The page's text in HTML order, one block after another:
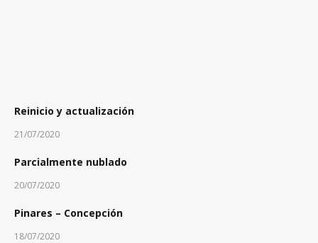
Reinicio y actualización
21/07/2020
Parcialmente nublado
20/07/2020
Pinares – Concepción
18/07/2020